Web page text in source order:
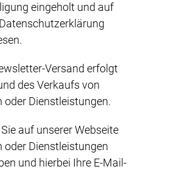
eingeholt und auf
Versand erfolgt
des Verkaufs von
oder Dienstleistungen.
auf unserer Webseite
oder Dienstleistungen
und hierbei Ihre E-Mail-